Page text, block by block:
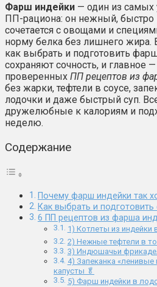
Фарш индейки — один из самых
ПП-рациона: он нежный, быстро
сочетается с овощами и
норму белка без лишнего жира.
как выбрать и подготовить
сохраняют сочность, и главное
проверенных ПП рецептов из
без жарки, тефтели в соусе,
лодочки и даже быстрый суп.
дружелюбные к калориям и
неделю.
Содержание
Почему фарш индейки так
Как выбрать и
6 ПП рецептов из фарша
1) Котлеты из
2) Нежные тефтели в
3) Индюшачьи
4) Запеканка «ленивые
капусты 🥬
5) Фарш индейки в